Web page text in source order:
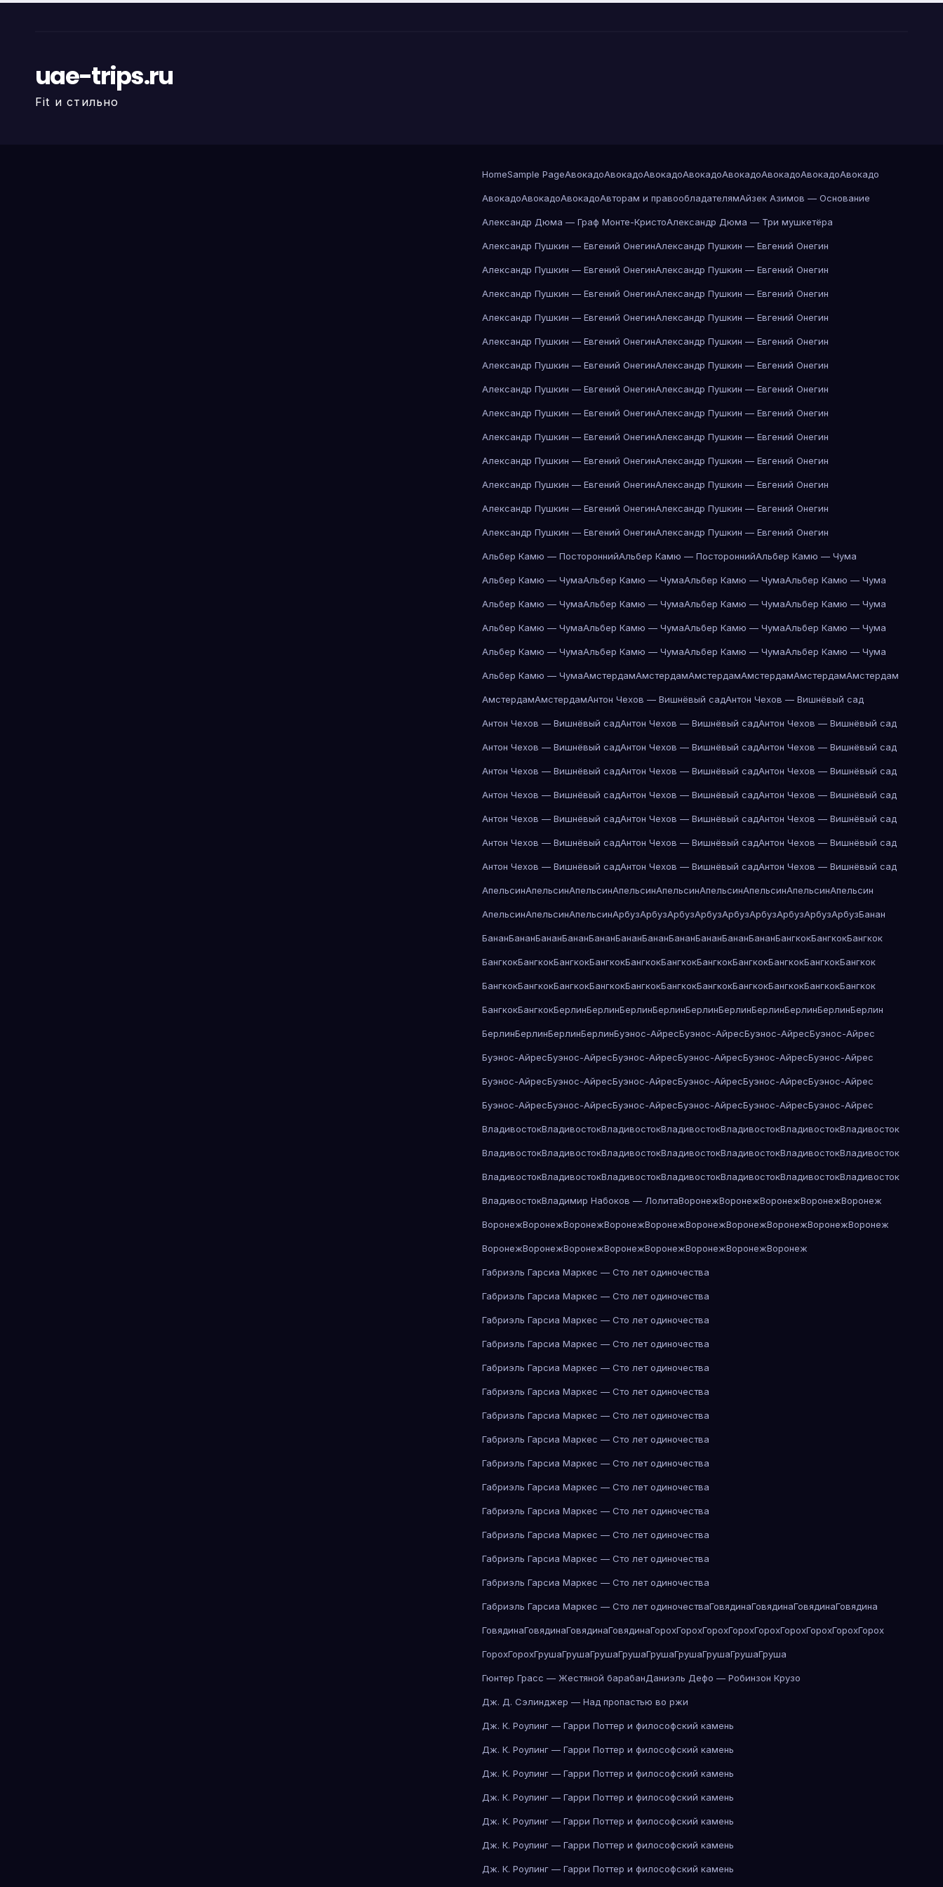
uae-trips.ru
Fit и стильно
HomeSample PageАвокадоАвокадоАвокадоАвокадоАвокадоАвокадоАвокадоАвокадо
АвокадоАвокадоАвокадоАвторам и правообладателямАйзек Азимов — Основание
Александр Дюма — Граф Монте-КристоАлександр Дюма — Три мушкетёра
Александр Пушкин — Евгений ОнегинАлександр Пушкин — Евгений Онегин
Александр Пушкин — Евгений ОнегинАлександр Пушкин — Евгений Онегин
Александр Пушкин — Евгений ОнегинАлександр Пушкин — Евгений Онегин
Александр Пушкин — Евгений ОнегинАлександр Пушкин — Евгений Онегин
Александр Пушкин — Евгений ОнегинАлександр Пушкин — Евгений Онегин
Александр Пушкин — Евгений ОнегинАлександр Пушкин — Евгений Онегин
Александр Пушкин — Евгений ОнегинАлександр Пушкин — Евгений Онегин
Александр Пушкин — Евгений ОнегинАлександр Пушкин — Евгений Онегин
Александр Пушкин — Евгений ОнегинАлександр Пушкин — Евгений Онегин
Александр Пушкин — Евгений ОнегинАлександр Пушкин — Евгений Онегин
Александр Пушкин — Евгений ОнегинАлександр Пушкин — Евгений Онегин
Александр Пушкин — Евгений ОнегинАлександр Пушкин — Евгений Онегин
Александр Пушкин — Евгений ОнегинАлександр Пушкин — Евгений Онегин
Альбер Камю — ПостороннийАльбер Камю — ПостороннийАльбер Камю — Чума
Альбер Камю — ЧумаАльбер Камю — ЧумаАльбер Камю — ЧумаАльбер Камю — Чума
Альбер Камю — ЧумаАльбер Камю — ЧумаАльбер Камю — ЧумаАльбер Камю — Чума
Альбер Камю — ЧумаАльбер Камю — ЧумаАльбер Камю — ЧумаАльбер Камю — Чума
Альбер Камю — ЧумаАльбер Камю — ЧумаАльбер Камю — ЧумаАльбер Камю — Чума
Альбер Камю — ЧумаАмстердамАмстердамАмстердамАмстердамАмстердамАмстердам
АмстердамАмстердамАнтон Чехов — Вишнёвый садАнтон Чехов — Вишнёвый сад
Антон Чехов — Вишнёвый садАнтон Чехов — Вишнёвый садАнтон Чехов — Вишнёвый сад
Антон Чехов — Вишнёвый садАнтон Чехов — Вишнёвый садАнтон Чехов — Вишнёвый сад
Антон Чехов — Вишнёвый садАнтон Чехов — Вишнёвый садАнтон Чехов — Вишнёвый сад
Антон Чехов — Вишнёвый садАнтон Чехов — Вишнёвый садАнтон Чехов — Вишнёвый сад
Антон Чехов — Вишнёвый садАнтон Чехов — Вишнёвый садАнтон Чехов — Вишнёвый сад
Антон Чехов — Вишнёвый садАнтон Чехов — Вишнёвый садАнтон Чехов — Вишнёвый сад
Антон Чехов — Вишнёвый садАнтон Чехов — Вишнёвый садАнтон Чехов — Вишнёвый сад
АпельсинАпельсинАпельсинАпельсинАпельсинАпельсинАпельсинАпельсинАпельсин
АпельсинАпельсинАпельсинАрбузАрбузАрбузАрбузАрбузАрбузАрбузАрбузАрбузБанан
БананБананБананБананБананБананБананБананБананБананБананБангкокБангкокБангкок
БангкокБангкокБангкокБангкокБангкокБангкокБангкокБангкокБангкокБангкокБангкок
БангкокБангкокБангкокБангкокБангкокБангкокБангкокБангкокБангкокБангкокБангкок
БангкокБангкокБерлинБерлинБерлинБерлинБерлинБерлинБерлинБерлинБерлинБерлин
БерлинБерлинБерлинБерлинБуэнос-АйресБуэнос-АйресБуэнос-АйресБуэнос-Айрес
Буэнос-АйресБуэнос-АйресБуэнос-АйресБуэнос-АйресБуэнос-АйресБуэнос-Айрес
Буэнос-АйресБуэнос-АйресБуэнос-АйресБуэнос-АйресБуэнос-АйресБуэнос-Айрес
Буэнос-АйресБуэнос-АйресБуэнос-АйресБуэнос-АйресБуэнос-АйресБуэнос-Айрес
ВладивостокВладивостокВладивостокВладивостокВладивостокВладивостокВладивосток
ВладивостокВладивостокВладивостокВладивостокВладивостокВладивостокВладивосток
ВладивостокВладивостокВладивостокВладивостокВладивостокВладивостокВладивосток
ВладивостокВладимир Набоков — ЛолитаВоронежВоронежВоронежВоронежВоронеж
ВоронежВоронежВоронежВоронежВоронежВоронежВоронежВоронежВоронежВоронеж
ВоронежВоронежВоронежВоронежВоронежВоронежВоронежВоронеж
Габриэль Гарсиа Маркес — Сто лет одиночества
Габриэль Гарсиа Маркес — Сто лет одиночества
Габриэль Гарсиа Маркес — Сто лет одиночества
Габриэль Гарсиа Маркес — Сто лет одиночества
Габриэль Гарсиа Маркес — Сто лет одиночества
Габриэль Гарсиа Маркес — Сто лет одиночества
Габриэль Гарсиа Маркес — Сто лет одиночества
Габриэль Гарсиа Маркес — Сто лет одиночества
Габриэль Гарсиа Маркес — Сто лет одиночества
Габриэль Гарсиа Маркес — Сто лет одиночества
Габриэль Гарсиа Маркес — Сто лет одиночества
Габриэль Гарсиа Маркес — Сто лет одиночества
Габриэль Гарсиа Маркес — Сто лет одиночества
Габриэль Гарсиа Маркес — Сто лет одиночества
Габриэль Гарсиа Маркес — Сто лет одиночестваГовядинаГовядинаГовядинаГовядина
ГовядинаГовядинаГовядинаГовядинаГорохГорохГорохГорохГорохГорохГорохГорохГорох
ГорохГорохГрушаГрушаГрушаГрушаГрушаГрушаГрушаГрушаГруша
Гюнтер Грасс — Жестяной барабанДаниэль Дефо — Робинзон Крузо
Дж. Д. Сэлинджер — Над пропастью во ржи
Дж. К. Роулинг — Гарри Поттер и философский камень
Дж. К. Роулинг — Гарри Поттер и философский камень
Дж. К. Роулинг — Гарри Поттер и философский камень
Дж. К. Роулинг — Гарри Поттер и философский камень
Дж. К. Роулинг — Гарри Поттер и философский камень
Дж. К. Роулинг — Гарри Поттер и философский камень
Дж. К. Роулинг — Гарри Поттер и философский камень